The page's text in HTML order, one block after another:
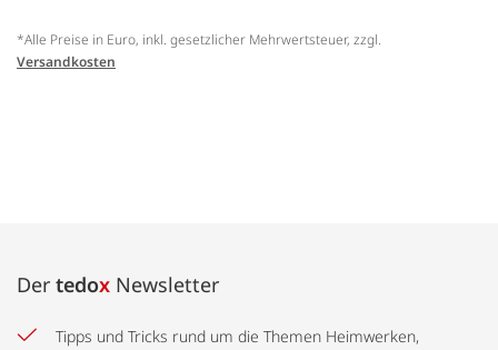
*Alle Preise in Euro, inkl. gesetzlicher Mehrwertsteuer, zzgl.
Versandkosten
Der tedox Newsletter
Tipps und Tricks rund um die Themen Heimwerken,